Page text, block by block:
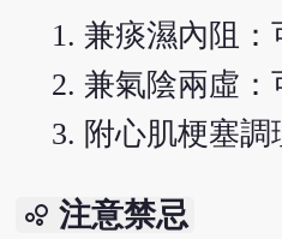
兼痰濕內阻：
兼氣陰兩虛：
附心肌梗塞調
bubble_chart 注意禁忌